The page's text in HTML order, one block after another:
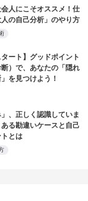
人にこそオススメ！仕
の自己分析」のやり方
タート】グッドポイント
）で、あなたの「隠れ
を見つけよう！
、正しく認識していま
る勘違いケースと自己
とは